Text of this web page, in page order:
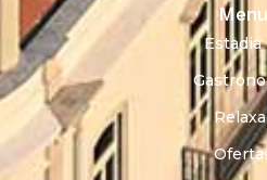
Menu
Estadia